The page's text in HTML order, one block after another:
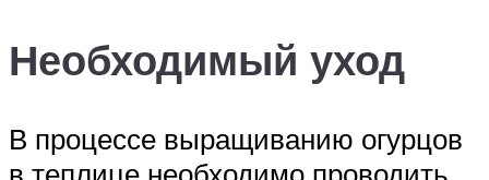
Необходимый уход
В процессе выращиванию огурцов